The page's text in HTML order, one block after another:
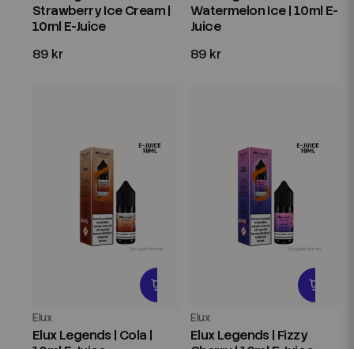
Strawberry Ice Cream |
10ml E-Juice
89 kr
Watermelon Ice | 10ml E-
Juice
89 kr
Elux
Elux Legends | Cola |
Elux
Elux Legends | Fizzy